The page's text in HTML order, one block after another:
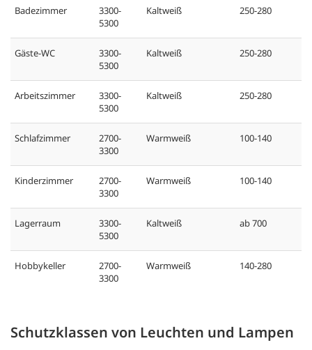
Badezimmer
3300-
5300
Kaltweiß 250-280
Gäste-WC
3300-
5300
Kaltweiß 250-280
Arbeitszimmer
3300-
5300
Kaltweiß 250-280
Schlafzimmer
2700-
3300
Warmweiß 100-140
Kinderzimmer
2700-
3300
Warmweiß 100-140
Lagerraum
3300-
5300
Kaltweiß ab 700
Hobbykeller
2700-
3300
Warmweiß 140-280
Schutzklassen von Leuchten und Lampen